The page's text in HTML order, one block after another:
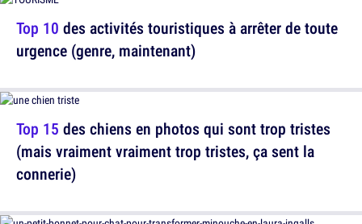
Top 15 des chiens en photos qui sont trop tristes
(mais vraiment vraiment trop tristes, ça sent la
connerie)
Top 10 des activités touristiques à arrêter de toute
urgence (genre, maintenant)